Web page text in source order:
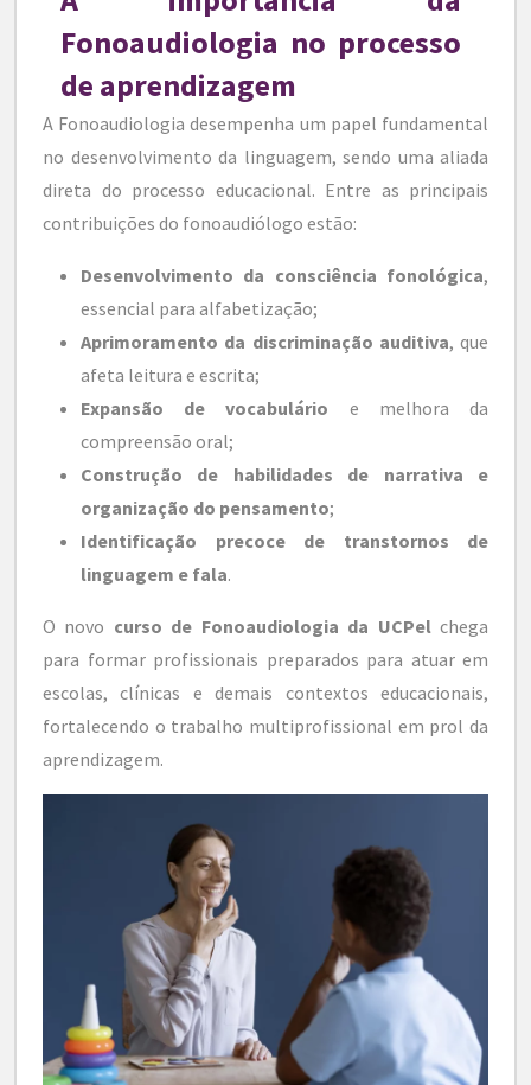
Fonoaudiologia no processo
de aprendizagem
A Fonoaudiologia desempenha um papel fundamental
no desenvolvimento da linguagem, sendo uma aliada
direta do processo educacional. Entre as principais
contribuições do fonoaudiólogo estão:
Desenvolvimento da consciência fonológica,
essencial para alfabetização;
Aprimoramento da discriminação auditiva, que
afeta leitura e escrita;
Expansão de vocabulário e melhora da
compreensão oral;
Construção de habilidades de narrativa e
organização do pensamento;
Identificação precoce de transtornos de
linguagem e fala.
O novo curso de Fonoaudiologia da UCPelchega
para formar profissionais preparados para atuar em
escolas, clínicas e demais contextos educacionais,
fortalecendo o trabalho multiprofissional em prol da
aprendizagem.